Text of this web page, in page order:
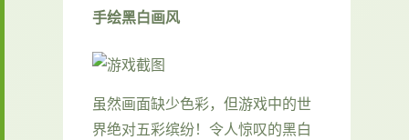
手绘黑白画风
虽然画面缺少色彩，但游戏中的世
界绝对五彩缤纷！令人惊叹的黑白